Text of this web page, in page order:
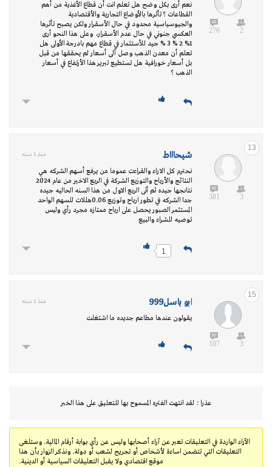
2
276
نعم أرى بكل وضح هل تعلم انت أن قطاع الأغذية من أهم
القطاعات ؟ تأثرها بالأوضاع التجارية والأقتصادية
والجيوسياسية محدود في حال الأسقرار ولكن يصبح تأثرها
العكسي جنوني في حال عدم الأسقرار، وعلى هذا النحو أرى
1% 2 % 3 % جيد للأستثمار في قطاع مهم بادرجة الأولى هل
تعلم أن معدن الذهب وصل ألى أسعار لم يحققها من قبل
بل أسعار خورافية هل تستطيع تبرير هذا الأرتفاع في أسعار
الذهب ؟
13
3
381
شيحاااط منذ 1 سنه
نحترم كل الاراء والقراءت عموما من يرفع أسهم الشركه هي
النتائج والأرباح والتوزيع الشركة في الربع الاخير من عام 2024
نتاىجها جيده ثم أتى الربع الاول من هذا السنه الحاليه جيده
جدا الشركه في تطور ارباح وتوزيع 0.06هللات للسهم الواحد
المستثمر الصبور يحصل على ارباح ممتازه مجرد رأي وليس
توصيه للشراء والبيع
1
15
3
107
ابو باسل999 منذ 1 سنه
يقولون عندها مطاعم جديده ما اشتغلت
عذرا : لقد انتهت الفتره المسموح بها للتعليق على هذا الخبر
الآراء الواردة في التعليقات تعبر عن آراء أصحابها وليس عن رأي بوابة أرقام المالية. وستلغى
التعليقات التي تتضمن اساءة لأشخاص أو تجريح لشعب أو دولة. ونذكر الزوار بأن هذا
موقع اقتصادي ولا يقبل التعليقات السياسية أو الدينية.